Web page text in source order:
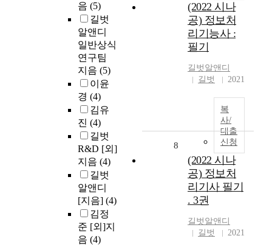
음 (5)
길벗
알앤디
일반상식
연구팀
지음 (5)
이윤
경 (4)
김유
진 (4)
길벗
R&D [외]
지음 (4)
길벗
알앤디
[지음] (4)
김정
준 [외]지
음 (4)
(2022 시나
공) 정보처
리기능사 :
필기
길벗알앤디
길벗
2021
복
사/
대출
신청
8
(2022 시나
공) 정보처
리기사 필기
. 3권
길벗알앤디
길벗
2021